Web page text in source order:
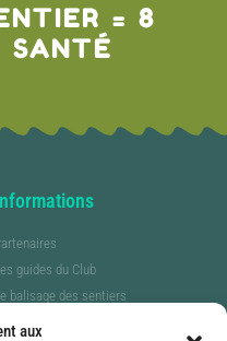
aux
= 8
SANTÉ
guides du Club
balisage des sentiers